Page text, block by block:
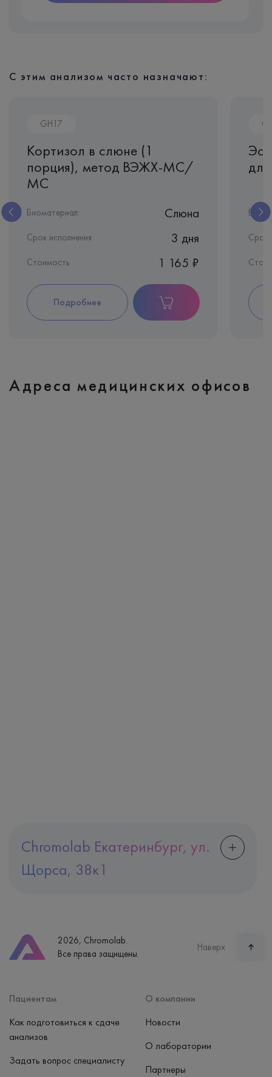
С этим анализом часто назначают:
GH17
Кортизол в слюне (1
порция), метод ВЭЖХ-МС/
МС
Биоматериал: Слюна
Срок исполнения: 3 дня
Стоимость 1 165 ₽
Подробнее
Срок
Chromolab Екатеринбург, ул.
Щорса, 38к1
Часы работы
пн-вс: 7:30-15:00
Адреса медицинских офисов
2026, Chromolab.
Все права защищены.
Наверх
Пациентам
Как подготовиться к сдаче
анализов
Задать вопрос специалисту
О компании
Новости
О лаборатории
Партнеры